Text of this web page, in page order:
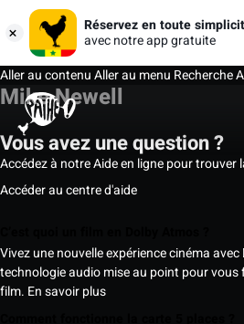
Réservez en toute
avec notre app gratuite
Aller au contenuAller au menu Recherche
Mike Newell
Vous avez une question ?
Accédez à notre Aide en ligne pour trouver
Accéder au centre d'aide
Vivez une nouvelle expérience cinéma
technologie audio mise au point pour
film. En savoir plus